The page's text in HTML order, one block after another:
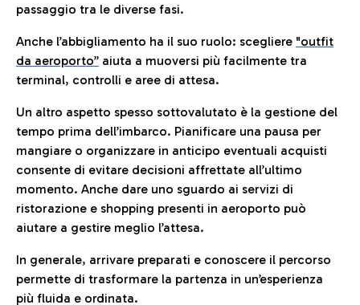
passaggio tra le diverse fasi.
Anche l’abbigliamento ha il suo ruolo: scegliere "outfit
da aeroporto” aiuta a muoversi più facilmente tra
terminal, controlli e aree di attesa.
Un altro aspetto spesso sottovalutato è la gestione del
tempo prima dell’imbarco. Pianificare una pausa per
mangiare o organizzare in anticipo eventuali acquisti
consente di evitare decisioni affrettate all’ultimo
momento. Anche dare uno sguardo ai servizi di
ristorazione e shopping presenti in aeroporto può
aiutare a gestire meglio l’attesa.
In generale, arrivare preparati e conoscere il percorso
permette di trasformare la partenza in un’esperienza
più fluida e ordinata.